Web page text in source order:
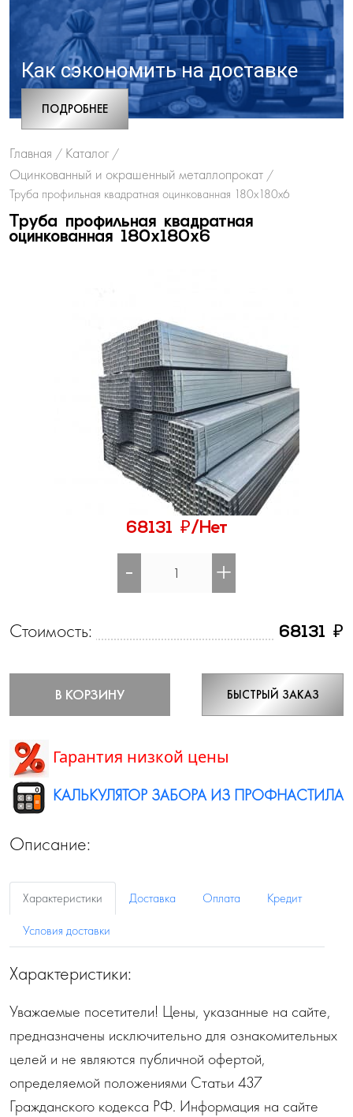
Как сэкономить на доставке
ПОДРОБНЕЕ
Главная / Каталог /
Оцинкованный и окрашенный металлопрокат /
Труба профильная квадратная оцинкованная 180х180х6
Труба профильная квадратная
оцинкованная 180х180х6
68131 ₽/Нет
- +
Стоимость: 68131 ₽
В КОРЗИНУ БЫСТРЫЙ ЗАКАЗ
Гарантия низкой цены
КАЛЬКУЛЯТОР ЗАБОРА ИЗ ПРОФНАСТИЛА
Описание:
Характеристики Доставка Оплата
Кредит
Условия доставки
Характеристики:
Уважаемые посетители! Цены, указанные на сайте,
предназначены исключительно для ознакомительных
целей и не являются публичной офертой,
определяемой положениями Статьи 437
Гражданского кодекса РФ. Информация на сайте